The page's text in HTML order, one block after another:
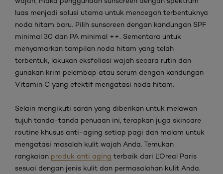
luas menjadi solusi utama untuk mencegah terbentuknya
noda hitam baru. Pilih sunscreen dengan kandungan SPF
minimal 30 dan PA minimal ++. Sementara untuk
menyamarkan tampilan noda hitam yang telah
terbentuk, lakukan eksfoliasi wajah secara rutin dan
gunakan krim pelembap atau serum dengan kandungan
Vitamin C yang efektif mengatasi noda hitam.
Selain mengikuti saran yang diberikan untuk melawan
tujuh tanda-tanda penuaan ini, terapkan juga skincare
routine khusus anti-aging setiap pagi dan malam untuk
mengatasi masalah kulit wajah Anda. Temukan
rangkaian produk anti aging terbaik dari L'Oreal Paris
sesuai dengan jenis kulit dan permasalahan kulit Anda.